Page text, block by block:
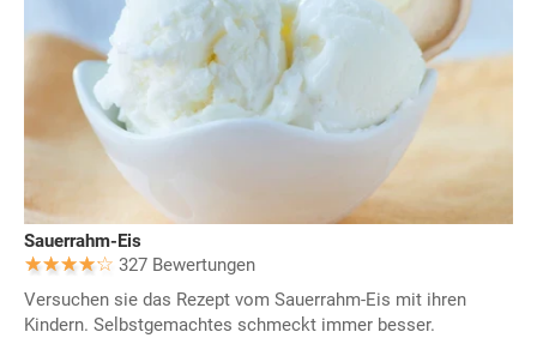
Sauerrahm-Eis
327 Bewertungen
Versuchen sie das Rezept vom Sauerrahm-Eis mit ihren
Kindern. Selbstgemachtes schmeckt immer besser.